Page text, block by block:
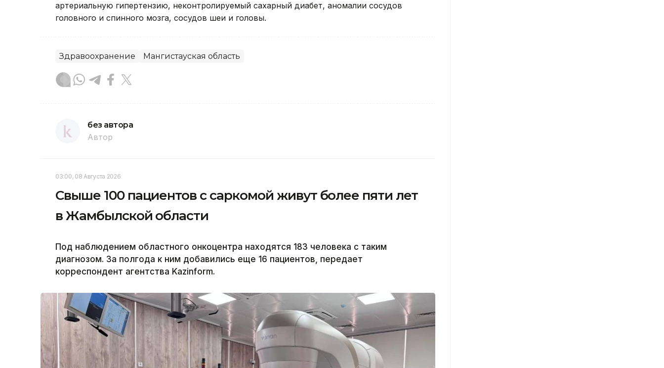
артериальную гипертензию, неконтролируемый сахарный диабет, аномалии сосудов
головного и спинного мозга, сосудов шеи и головы.
Здравоохранение Мангистауская область
без автора
Автор
03:00, 08 Августа 2026
Свыше 100 пациентов с саркомой живут более пяти лет
в Жамбылской области
Под наблюдением областного онкоцентра находятся 183 человека с таким
диагнозом. За полгода к ним добавились еще 16 пациентов, передает
корреспондент агентства Kazinform.